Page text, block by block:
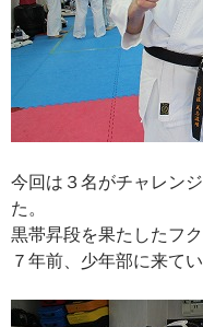
今回は３名がチャレン
た。
黒帯昇段を果たしたフク
７年前、少年部に来て